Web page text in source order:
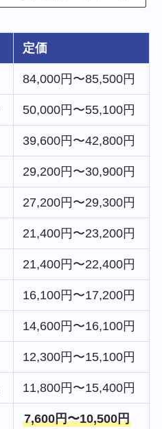
定価
84,000円〜85,500円
50,000円〜55,100円
39,600円〜42,800円
29,200円〜30,900円
27,200円〜29,300円
21,400円〜23,200円
21,400円〜22,400円
16,100円〜17,200円
14,600円〜16,100円
12,300円〜15,100円
11,800円〜15,400円
7,600円〜10,500円